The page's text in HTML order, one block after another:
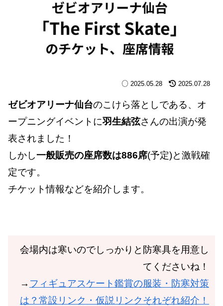
2025.05.28 2025.07.28
ゼビオアリーナ仙台のこけら落としである、オ
ープニングイベントに羽生結弦さんの出演が発
表されました！
しかし一般販売の座席数は886席(予定)と激戦確
定です。
チケット情報などを紹介します。
会場内は寒いのでしっかりと防寒具を用意し
てくださいね！
→ フィギュアスケート鑑賞の服装・防寒対策
は？常設リンク・仮説リンクそれぞれ紹介！